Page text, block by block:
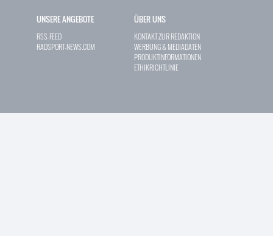
UNSERE ANGEBOTE
RSS-FEED
RADSPORT-NEWS.COM
ÜBER UNS
KONTAKT ZUR REDAKTION
WERBUNG & MEDIADATEN
PRODUKTINFORMATIONEN
ETHIKRICHTLINIE